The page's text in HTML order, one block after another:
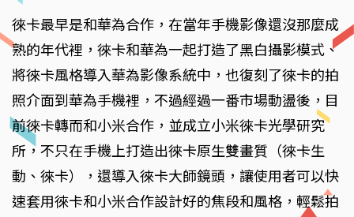
徠卡最早是和華為合作，在當年手機影像還沒那麼成
熟的年代裡，徠卡和華為一起打造了黑白攝影模式、
將徠卡風格導入華為影像系統中，也復刻了徠卡的拍
照介面到華為手機裡，不過經過一番市場動盪後，目
前徠卡轉而和小米合作，並成立小米徠卡光學研究
所，不只在手機上打造出徠卡原生雙畫質（徠卡生
動、徠卡），還導入徠卡大師鏡頭，讓使用者可以快
速套用徠卡和小米合作設計好的焦段和風格，輕鬆拍